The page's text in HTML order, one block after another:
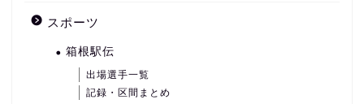
スポーツ
箱根駅伝
出場選手一覧
記録・区間まとめ